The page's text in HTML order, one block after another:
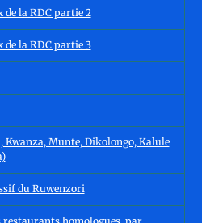
de la RDC partie 2
de la RDC partie 3
Kwanza, Munte, Dikolongo, Kalule
du Ruwenzori